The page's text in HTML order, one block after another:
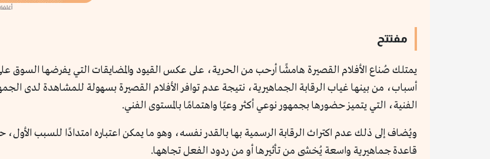
مفتتح
يمتلك صُناع الأفلام القصيرة هامشًا أرحب من الحرية، على عكس القيود والمضايقات التي يفرضها السوق على
أسباب، من بينها غياب الرقابة الجماهيرية، نتيجة عدم توافر الأفلام القصيرة بسهولة للمشاهدة لدى
الفنية، التي يتميز حضورها بجمهور نوعي أكثر وعيًا واهتمامًا بالمستوى الفني.
ويُضاف إلى ذلك عدم اكتراث الرقابة الرسمية بها بالقدر نفسه، وهو ما يمكن اعتباره امتدادًا للسبب الأول،
قاعدة جماهيرية واسعة يُخشى من تأثيرها أو من ردود الفعل تجاهها.